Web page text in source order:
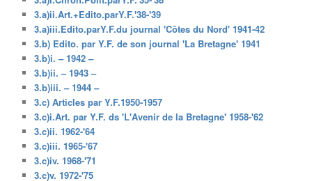
3.a)ii.Art.+Edito.parY.F.'38-'39
3.a)iii.Edito.parY.F.du journal 'Côtes du Nord' 1941-42
3.b) Edito. par Y.F. de son journal 'La Bretagne' 1941
3.b)i. – 1942 –
3.b)ii. – 1943 –
3.b)iii. – 1944 –
3.c) Articles par Y.F.1950-1957
3.c)i.Art. par Y.F. ds 'L'Avenir de la Bretagne' 1958-'62
3.c)ii. 1962-'64
3.c)iii. 1965-'67
3.c)iv. 1968-'71
3.c)v. 1972-'75